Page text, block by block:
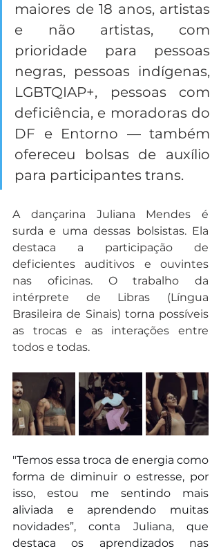
maiores de 18 anos, artistas
e não artistas, com
prioridade para pessoas
negras, pessoas indígenas,
LGBTQIAP+, pessoas com
deficiência, e moradoras do
DF e Entorno — também
ofereceu bolsas de auxílio
para participantes trans.
A dançarina Juliana Mendes é
surda e uma dessas bolsistas. Ela
destaca a participação de
deficientes auditivos e ouvintes
nas oficinas. O trabalho da
intérprete de Libras (Língua
Brasileira de Sinais) torna possíveis
as trocas e as interações entre
todos e todas.
"Temos essa troca de energia como
forma de diminuir o estresse, por
isso, estou me sentindo mais
aliviada e aprendendo muitas
novidades”, conta Juliana, que
destaca os aprendizados nas